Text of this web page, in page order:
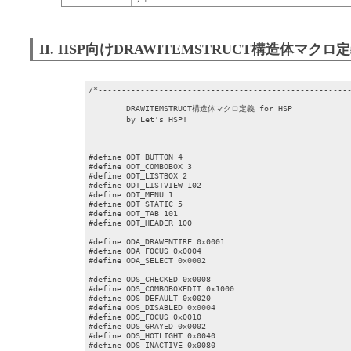
II. HSP向けDRAWITEMSTRUCT構造体マクロ
/
#define ODT_BUTTON 4
#define ODT_COMBOBOX 3
#define ODT_LISTBOX 2
#define ODT_LISTVIEW 102
#define ODT_MENU 1
#define ODT_STATIC 5
#define ODT_TAB 101
#define ODT_HEADER 100
#define ODA_DRAWENTIRE 0x0001
#define ODA_FOCUS 0x0004
#define ODA_SELECT 0x0002
#define ODS_CHECKED 0x0008
#define ODS_COMBOBOXEDIT 0x1000
#define ODS_DEFAULT 0x0020
#define ODS_DISABLED 0x0004
#define ODS_FOCUS 0x0010
#define ODS_GRAYED 0x0002
#define ODS_HOTLIGHT 0x0040
#define ODS_INACTIVE 0x0080